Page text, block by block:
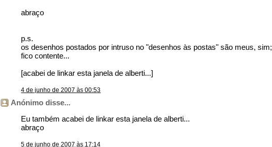
abraço
p.s.
os desenhos postados por intruso no "desenhos às postas" são meus, sim;
fico contente...
[acabei de linkar esta janela de alberti...]
4 de junho de 2007 às 00:53
Anónimo disse...
Eu também acabei de linkar esta janela de alberti...
abraço
5 de junho de 2007 às 17:14